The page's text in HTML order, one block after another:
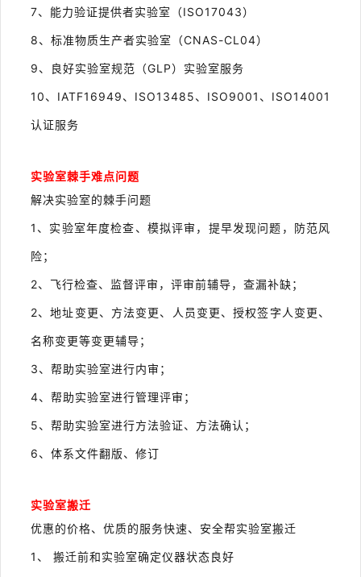
7、能力验证提供者实验室（ISO17043）
8、标准物质生产者实验室（CNAS-CL04）
9、良好实验室规范（GLP）实验室服务
10、 IATF16949、ISO13485、 ISO9001 、 ISO14001
认证服务
实验室棘手难点问题
解决实验室的棘手问题
1、实验室年度检查、模拟评审，提早发现问题，防范风
险；
2、飞行检查、监督评审，评审前辅导，查漏补缺；
2、地址变更、方法变更、人员变更、授权签字人变更、
名称变更等变更辅导；
3、帮助实验室进行内审；
4、帮助实验室进行管理评审；
5、帮助实验室进行方法验证、方法确认；
6、体系文件翻版、修订
实验室搬迁
优惠的价格、优质的服务快速、安全帮实验室搬迁
1、 搬迁前和实验室确定仪器状态良好